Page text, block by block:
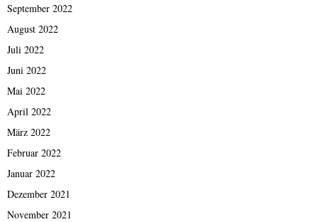
September 2022
August 2022
Juli 2022
Juni 2022
Mai 2022
April 2022
März 2022
Februar 2022
Januar 2022
Dezember 2021
November 2021